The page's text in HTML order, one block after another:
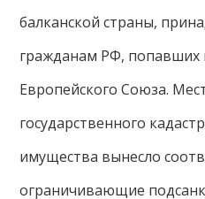
балканской страны,
гражданам РФ, попавших
Европейского Союза.
государственного
имущества вынесло
ограничивающие